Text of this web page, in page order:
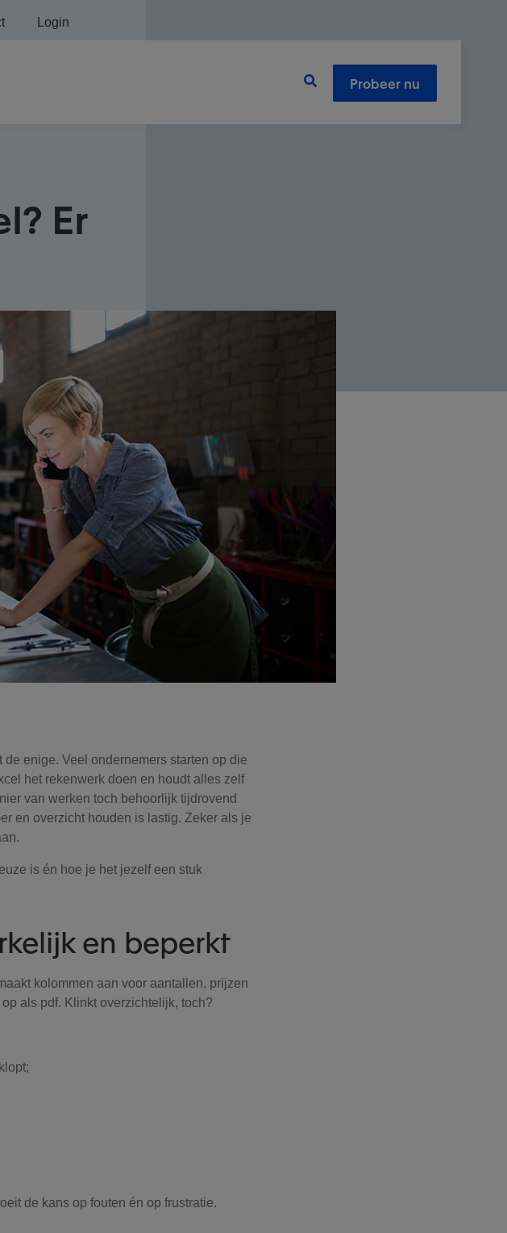
Probeer nu
Login
Er
enige. Veel ondernemers starten op die
het rekenwerk doen en houdt alles zelf
van werken toch behoorlijk tijdrovend
en overzicht houden is lastig. Zeker als je
is én hoe je het jezelf een stuk
en beperkt
kolommen aan voor aantallen, prijzen
als pdf. Klinkt overzichtelijk, toch?
de kans op fouten én op frustratie.